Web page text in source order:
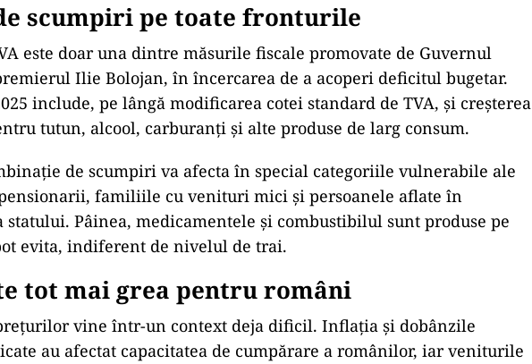
scumpiri pe toate fronturile
este doar una dintre măsurile fiscale promovate de Guvernul
Ilie Bolojan, în încercarea de a acoperi deficitul bugetar.
include, pe lângă modificarea cotei standard de TVA, și creșterea
tutun, alcool, carburanți și alte produse de larg consum.
de scumpiri va afecta în special categoriile vulnerabile ale
familiile cu venituri mici și persoanele aflate în
Pâinea, medicamentele și combustibilul sunt produse pe
evita, indiferent de nivelul de trai.
tot mai grea pentru români
vine într-un context deja dificil. Inflația și dobânzile
au afectat capacitatea de cumpărare a românilor, iar veniturile